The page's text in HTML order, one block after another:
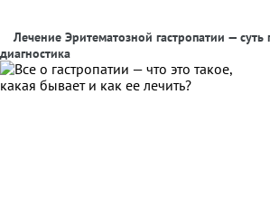
Лечение Эритематозной гастропатии —
диагностика